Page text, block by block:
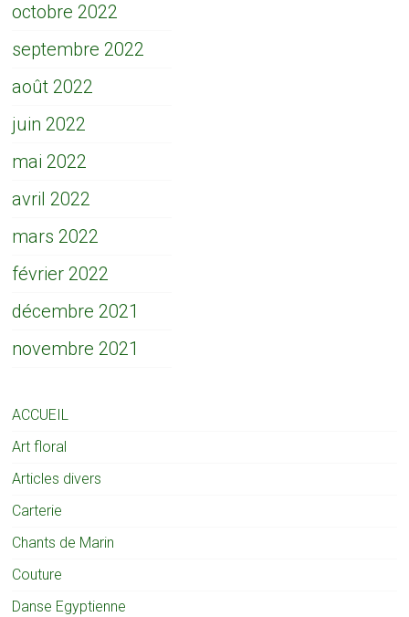
octobre 2022
septembre 2022
août 2022
juin 2022
mai 2022
avril 2022
mars 2022
février 2022
décembre 2021
novembre 2021
ACCUEIL
Art floral
Articles divers
Carterie
Chants de Marin
Couture
Danse Egyptienne